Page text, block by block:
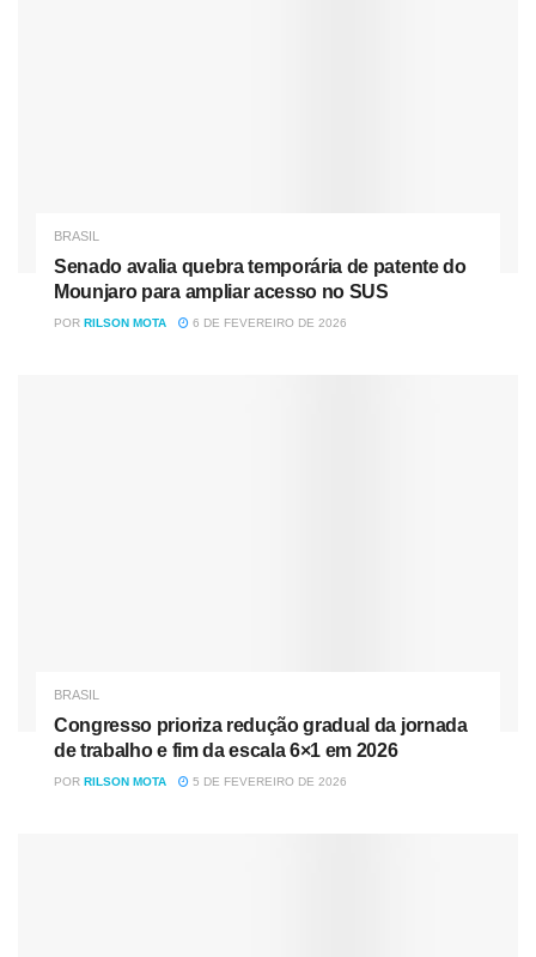
BRASIL
Senado avalia quebra temporária de patente do
Mounjaro para ampliar acesso no SUS
POR RILSON MOTA 6 DE FEVEREIRO DE 2026
BRASIL
Congresso prioriza redução gradual da jornada
de trabalho e fim da escala 6×1 em 2026
POR RILSON MOTA 5 DE FEVEREIRO DE 2026